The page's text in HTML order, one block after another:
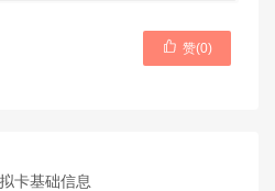
 赞(0)
卡基础信息